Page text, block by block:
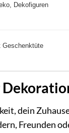
Dekofiguren
Geschenktüte
dein
Freunden